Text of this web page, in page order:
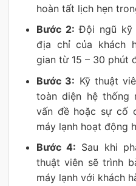
hoàn tất lịch hẹn
Bước 2: Đội ngũ kỹ
địa chỉ của khách
gian từ 15 – 30 phút
Bước 3: Kỹ thuật
toàn diện hệ thống
vấn đề hoặc sự cố
máy lạnh hoạt động
Bước 4: Sau khi
thuật viên sẽ trình
máy lạnh với khách